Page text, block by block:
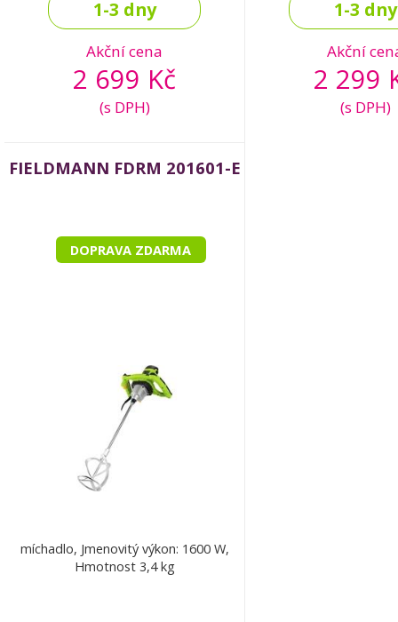
1-3 dny
Akční cena
2 699 Kč
(s DPH)
1-3 dny
Akční
2 299
(s DPH)
FIELDMANN FDRM 201601-E
DOPRAVA ZDARMA
míchadlo, Jmenovitý výkon: 1600 W,
Hmotnost 3,4 kg